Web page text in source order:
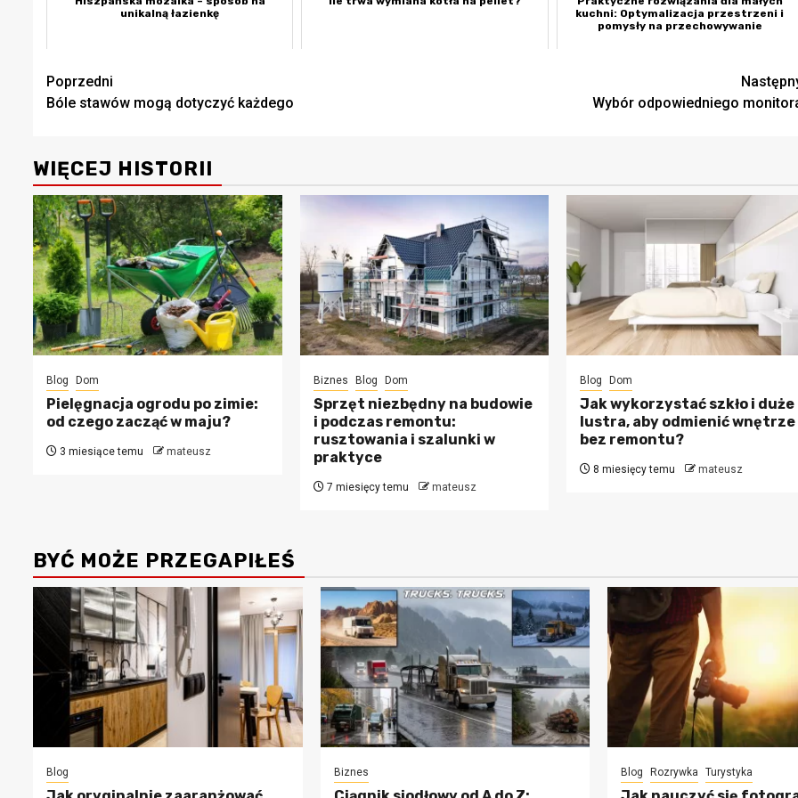
unikalną łazienkę
kuchni: Optymalizacja przestrzeni i
pomysły na przechowywanie
Zobacz
wpisy
Poprzedni
Bóle stawów mogą dotyczyć każdego
Wybór odpowiedniego
WIĘCEJ HISTORII
Blog Dom
Pielęgnacja ogrodu po zimie:
od czego zacząć w maju?
3 miesiące temu mateusz
Biznes Blog Dom
Sprzęt niezbędny na budowie
i podczas remontu:
rusztowania i szalunki w
praktyce
7 miesięcy temu mateusz
Blog Dom
Jak wykorzystać szkło i duże
lustra, aby odmienić wnętrze
bez remontu?
8 miesięcy temu mateusz
BYĆ MOŻE PRZEGAPIŁEŚ
Blog Biznes Blog Rozrywka Turystyka